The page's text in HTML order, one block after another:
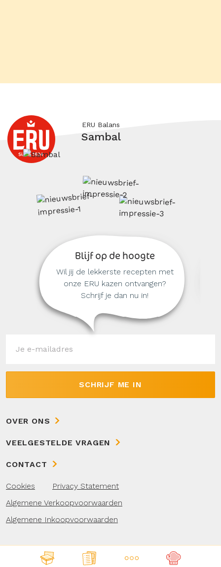
ERU Balans
Sambal
OVER ONS
VEELGESTELDE VRAGEN
CONTACT
Cookies
Privacy Statement
Algemene Verkoopvoorwaarden
Algemene Inkoopvoorwaarden
Blijf op de hoogte
Wil jij de lekkerste recepten met
onze ERU kazen ontvangen?
Schrijf je dan nu in!
SCHRIJF ME IN